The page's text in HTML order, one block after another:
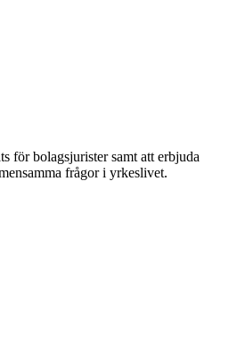
för bolagsjurister samt att erbjuda
frågor i yrkeslivet.